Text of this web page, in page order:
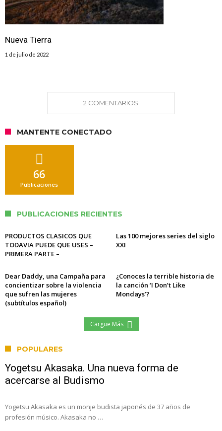
Nueva Tierra
1 de julio de 2022
2 COMENTARIOS
MANTENTE CONECTADO
66
Publicaciones
PUBLICACIONES RECIENTES
PRODUCTOS CLASICOS QUE
TODAVIA PUEDE QUE USES –
PRIMERA PARTE –
Las 100 mejores series del siglo
XXI
Dear Daddy, una Campaña para
concientizar sobre la violencia
que sufren las mujeres
(subtítulos español)
¿Conoces la terrible historia de
la canción ‘I Don’t Like
Mondays’?
Cargue Más
POPULARES
Yogetsu Akasaka. Una nueva forma de
acercarse al Budismo
Yogetsu Akasaka es un monje budista japonés de 37 años de
profesión músico. Akasaka no …